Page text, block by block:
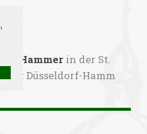
Hammerin der St.
Düsseldorf-Hamm